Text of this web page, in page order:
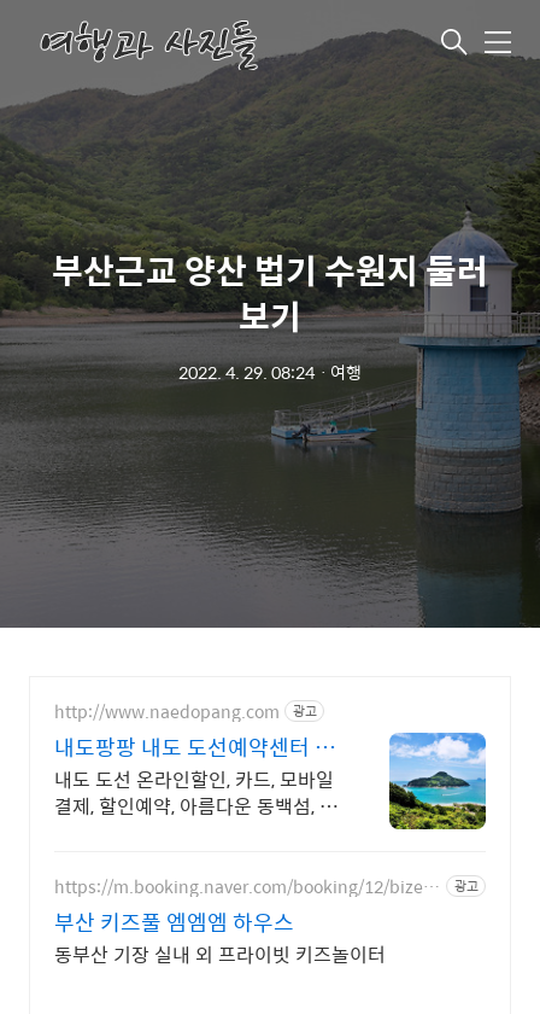
메
부산근교 양산 법기 수원지 둘러
보기
2022. 4. 29. 08:24ㆍ여행
http://www.naedopang.com 광고
내도팡팡 내도 도선예약센터 편
도 10분거리+멀미걱정NO
내도 도선 온라인할인, 카드, 모바일
결제, 할인예약, 아름다운 동백섬, 데
https://m.booking.naver.com/booking/12/bizes/
789724
광고
부산 키즈풀 엠엠엠 하우스
동부산 기장 실내 외 프라이빗 키즈놀이터